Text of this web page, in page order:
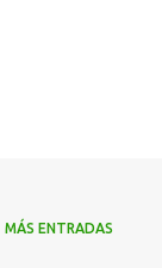
MÁS ENTRADAS